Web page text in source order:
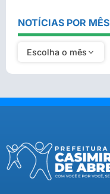
NOTÍCIAS POR MÊS
Escolha o mês